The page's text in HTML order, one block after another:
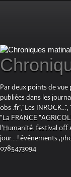
Par deux points de
publiées dans les
obs .fr","Les
"La FRANCE
l'Humanité. festival off
jour....! événements
0785473094